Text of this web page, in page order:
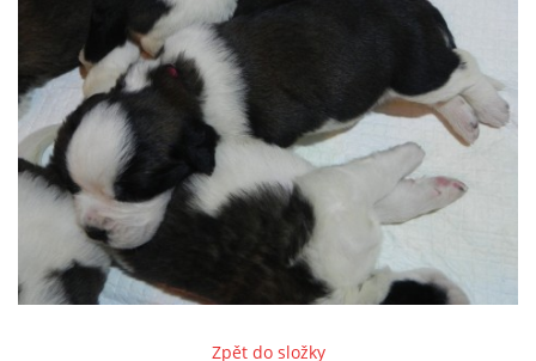
ŠTĚŇATA
VÝSTAVNÍ ÚSPĚCHY NAŠÍ CHS
FOTOALBUM
Zpět do složky